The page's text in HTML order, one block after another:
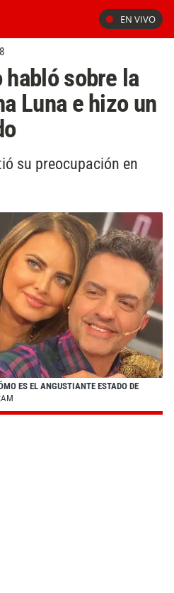
EN VIVO
sobre la
Luna e hizo un
su preocupación en
ES EL ANGUSTIANTE ESTADO DE